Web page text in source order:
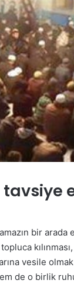
bir arada
vesile
de o birlik